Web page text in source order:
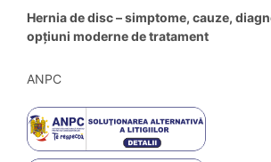
Hernia de disc – simptome, cauze,
opțiuni moderne de tratament
ANPC